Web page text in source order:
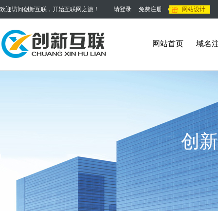
欢迎访问创新互联，开始互联网之旅！ 请登录 免费注册 网站设计
网站首页 域名
创